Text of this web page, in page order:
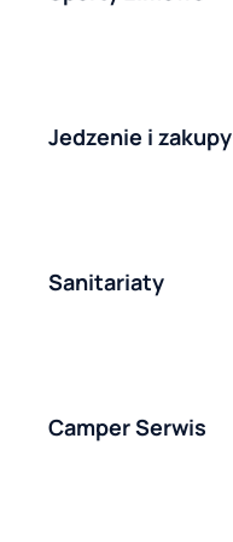
Jedzenie i zakupy
Sanitariaty
Camper Serwis